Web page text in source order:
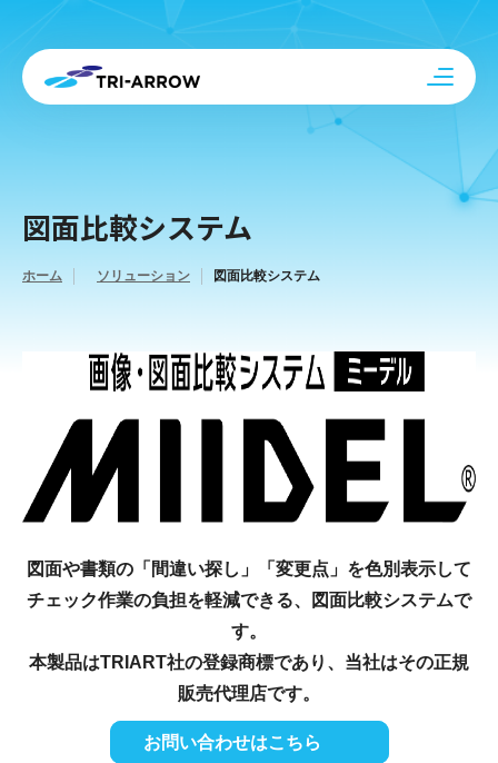
図面比較システム
ホーム ソリューション 図面比較システム
図面や書類の「間違い探し」「変更点」を色別表示して
チェック作業の負担を軽減できる、図面比較システムで
す。
本製品はTRIART社の登録商標であり、当社はその正規
販売代理店です。
お問い合わせはこちら